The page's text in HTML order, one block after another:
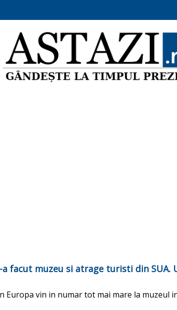
facut muzeu si atrage turisti din
Europa vin in numar tot mai mare la